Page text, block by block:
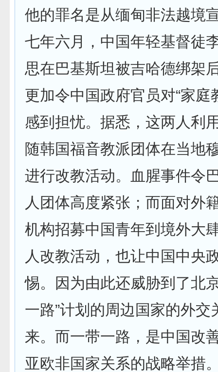
他的罪名是从缅甸非法越境
七年六月，中国年轻基督徒
思在巴基斯坦被吉哈德绑架
更加令中国政府官员对“家庭
感到担忧。据悉，这两人利
随韩国福音教派团体在当地
进行改教活动。血腥事件令
人团体高度紧张；而面对外
机构招募中国青年到境外大
人改教活动，也让中国中央
惕。因为由此还威胁到了北
一路”计划的周边国家的外交
来。而一带一路，是中国改
亚欧非国家关系的战略举措